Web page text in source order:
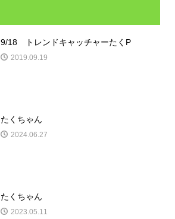
9/18 トレンドキャッチャーたくP
2019.09.19
たくちゃん
2024.06.27
たくちゃん
2023.05.11